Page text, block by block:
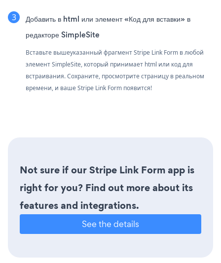
Добавить в html или элемент «Код для вставки» в
редакторе SimpleSite
Вставьте вышеуказанный фрагмент Stripe Link Form в любой
элемент SimpleSite, который принимает html или код для
встраивания. Сохраните, просмотрите страницу в реальном
времени, и ваше Stripe Link Form появится!
Not sure if our Stripe Link Form app is
right for you? Find out more about its
features and integrations.
See the details